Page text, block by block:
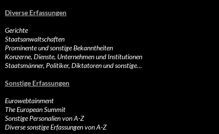
Diverse Erfassungen
Gerichte
Staatsanwaltschaften
Prominente und sonstige Bekanntheiten
Konzerne, Dienste, Unternehmen und Institutionen
Staatsmänner, Politiker, Diktatoren und sonstige…
Sonstige Erfassungen
Eurowebtainment
The European Summit
Sonstige Personalien von A-Z
Diverse sonstige Erfassungen von A-Z